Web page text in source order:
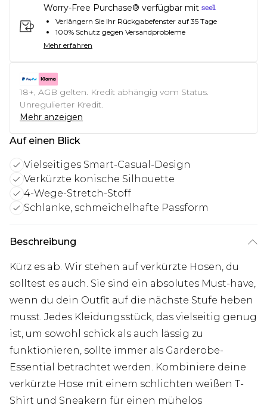
Worry-Free Purchase® verfügbar mit
Verlängern Sie Ihr Rückgabefenster auf 35 Tage
100% Schutz gegen Versandprobleme
Mehr erfahren
18+, AGB gelten. Kredit abhängig vom Status.
Unregulierter Kredit.
Mehr anzeigen
Auf einen Blick
Vielseitiges Smart-Casual-Design
Verkürzte konische Silhouette
4-Wege-Stretch-Stoff
Schlanke, schmeichelhafte Passform
Beschreibung
Kürz es ab. Wir stehen auf verkürzte Hosen, du
solltest es auch. Sie sind ein absolutes Must-have,
wenn du dein Outfit auf die nächste Stufe heben
musst. Jedes Kleidungsstück, das vielseitig genug
ist, um sowohl schick als auch lässig zu
funktionieren, sollte immer als Garderobe-
Essential betrachtet werden. Kombiniere deine
verkürzte Hose mit einem schlichten weißen T-
Shirt und Sneakern für einen mühelos